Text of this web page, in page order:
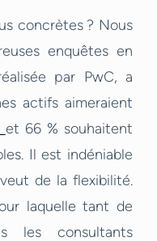
concrètes ? Nous
enquêtes en
par PwC, a
actifs aimeraient
et 66 % souhaitent
Il est indéniable
de la flexibilité.
laquelle tant de
les consultants